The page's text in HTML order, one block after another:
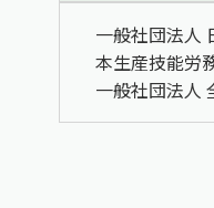
一般社団法人
本生産技能労
一般社団法人